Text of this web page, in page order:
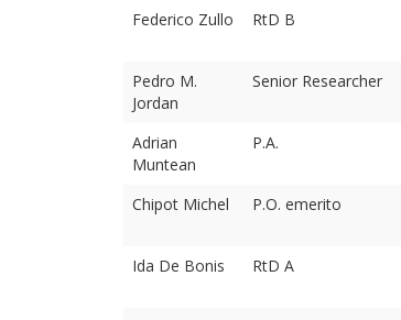
Federico Zullo
RtD B
Pedro M.
Jordan
Senior Researcher
Adrian
Muntean
P.A.
Chipot Michel
P.O. emerito
Ida De Bonis
RtD A